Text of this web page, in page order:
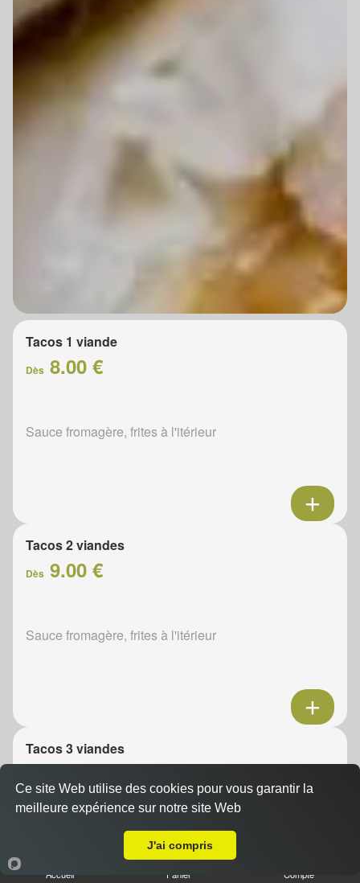
Tacos 1 viande
Dès 8.00 €
Sauce fromagère, frites à l'itérieur
Tacos 2 viandes
Dès 9.00 €
Sauce fromagère, frites à l'itérieur
Tacos 3 viandes
11.00 €
Sauce fromagère, frites à l'itérieur
Accueil Panier Compte
Ce site Web utilise des cookies pour vous garantir la
meilleure expérience sur notre site Web
J'ai compris